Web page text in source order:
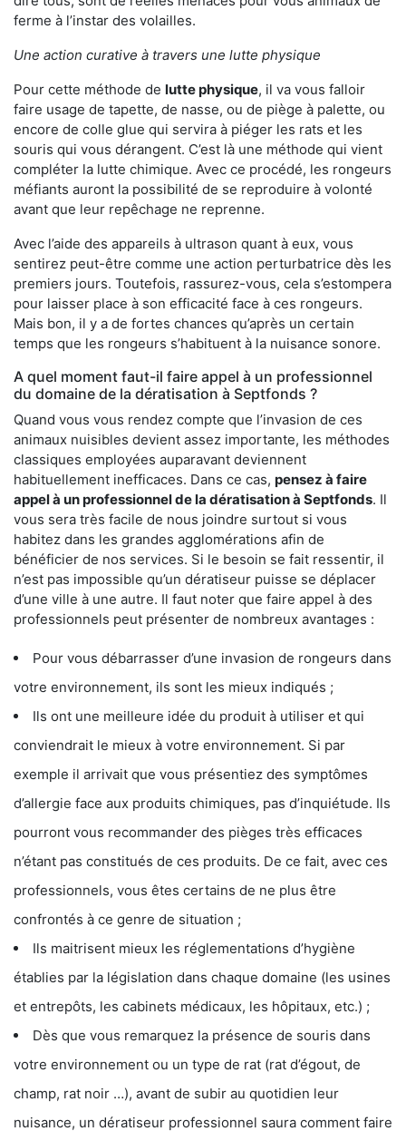
ferme à l’instar des volailles.
Une action curative à travers une lutte physique
Pour cette méthode de lutte physique, il va vous falloir
faire usage de tapette, de nasse, ou de piège à palette, ou
encore de colle glue qui servira à piéger les rats et les
souris qui vous dérangent. C’est là une méthode qui vient
compléter la lutte chimique. Avec ce procédé, les rongeurs
méfiants auront la possibilité de se reproduire à volonté
avant que leur repêchage ne reprenne.
Avec l’aide des appareils à ultrason quant à eux, vous
sentirez peut-être comme une action perturbatrice dès les
premiers jours. Toutefois, rassurez-vous, cela s’estompera
pour laisser place à son efficacité face à ces rongeurs.
Mais bon, il y a de fortes chances qu’après un certain
temps que les rongeurs s’habituent à la nuisance sonore.
A quel moment faut-il faire appel à un professionnel
du domaine de la dératisation à Septfonds ?
Quand vous vous rendez compte que l’invasion de ces
animaux nuisibles devient assez importante, les méthodes
classiques employées auparavant deviennent
habituellement inefficaces. Dans ce cas, pensez à faire
appel à un professionnel de la dératisation à Septfonds. Il
vous sera très facile de nous joindre surtout si vous
habitez dans les grandes agglomérations afin de
bénéficier de nos services. Si le besoin se fait ressentir, il
n’est pas impossible qu’un dératiseur puisse se déplacer
d’une ville à une autre. Il faut noter que faire appel à des
professionnels peut présenter de nombreux avantages :
Pour vous débarrasser d’une invasion de rongeurs dans
votre environnement, ils sont les mieux indiqués ;
Ils ont une meilleure idée du produit à utiliser et qui
conviendrait le mieux à votre environnement. Si par
exemple il arrivait que vous présentiez des symptômes
d’allergie face aux produits chimiques, pas d’inquiétude. Ils
pourront vous recommander des pièges très efficaces
n’étant pas constitués de ces produits. De ce fait, avec ces
professionnels, vous êtes certains de ne plus être
confrontés à ce genre de situation ;
Ils maitrisent mieux les réglementations d’hygiène
établies par la législation dans chaque domaine (les usines
et entrepôts, les cabinets médicaux, les hôpitaux, etc.) ;
Dès que vous remarquez la présence de souris dans
votre environnement ou un type de rat (rat d’égout, de
champ, rat noir …), avant de subir au quotidien leur
nuisance, un dératiseur professionnel saura comment faire